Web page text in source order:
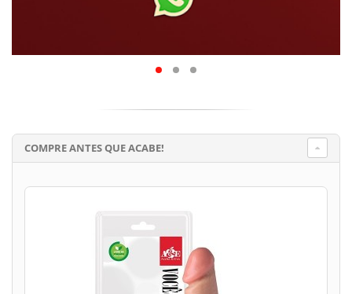
COMPRE ANTES QUE ACABE!